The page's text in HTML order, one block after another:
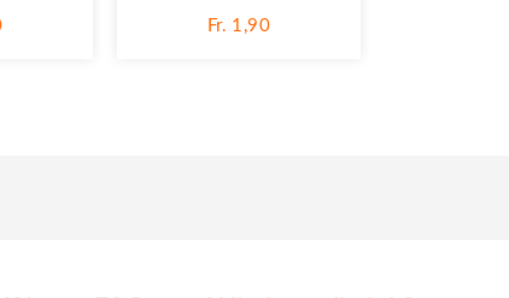
Fr. 1,90